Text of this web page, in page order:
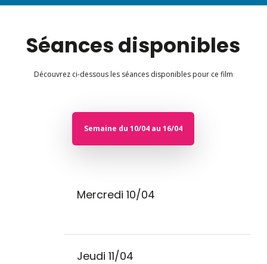
Séances disponibles
Découvrez ci-dessous les séances disponibles pour ce film
Semaine du 10/04 au 16/04
Mercredi 10/04
Jeudi 11/04